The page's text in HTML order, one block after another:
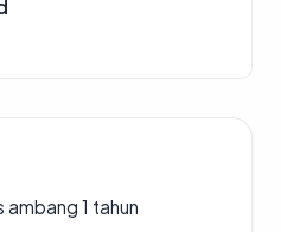
1 tahun